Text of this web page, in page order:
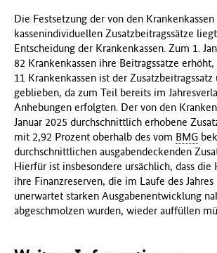
Die Festsetzung der von den
kassenindividuellen Zusatzbeitragssätze
Entscheidung der Krankenkassen. Zum 1.
82 Krankenkassen ihre Beitragssätze erhöht,
11 Krankenkassen ist der
geblieben, da zum Teil bereits im
Anhebungen erfolgten. Der von den
Januar 2025 durchschnittlich erhobene
mit 2,92 Prozent oberhalb des vom BMG
durchschnittlichen ausgabendeckenden
Hierfür ist insbesondere ursächlich, dass die
ihre Finanzreserven, die im Laufe des
unerwartet starken Ausgabenentwicklung
abgeschmolzen wurden, wieder auffüllen